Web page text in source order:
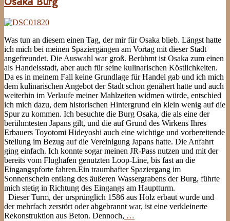
Was tun an diesem einen Tag, der mir für Osaka blieb. Längst hatte
ich mich bei meinen Spaziergängen am Vortag mit dieser Stadt
angefreundet. Die Auswahl war groß. Berühmt ist Osaka zum einen
als Handelsstadt, aber auch für seine kulinarischen Köstlichkeiten.
Da es in meinem Fall keine Grundlage für Handel gab und ich mich
dem kulinarischen Angebot der Stadt schon genähert hatte und auch
weiterhin im Verlaufe meiner Mahlzeiten widmen würde, entschied
ich mich dazu, dem historischen Hintergrund ein klein wenig auf die
Spur zu kommen. Ich besuchte die Burg Osaka, die als eine der
berühmtesten Japans gilt, und die auf Grund des Wirkens Ihres
Erbauers Toyotomi Hideyoshi auch eine wichtige und vorbereitende
Stellung im Bezug auf die Vereinigung Japans hatte. Die Anfahrt
ging einfach. Ich konnte sogar meinen JR-Pass nutzen und mit der
bereits vom Flughafen genutzten Loop-Line, bis fast an die
Eingangspforte fahren.Ein traumhafter Spaziergang im
Sonnenschein entlang des äußeren Wassergrabens der Burg, führte
mich stetig in Richtung des Eingangs am Hauptturm.
Dieser Turm, der ursprünglich 1586 aus Holz erbaut wurde und
der mehrfach zerstört oder abgebrannt war, ist eine verkleinerte
Rekonstruktion aus Beton. Dennoch, …